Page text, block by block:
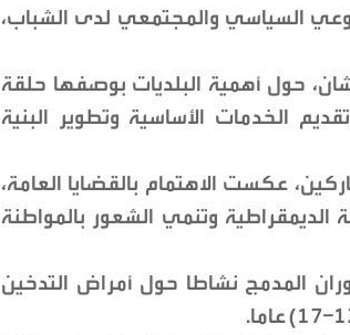
السياسي والمجتمعي لدى الشباب،
حول أهمية البلديات بوصفها حلقة
الخدمات الأساسية وتطوير البنية
عكست الاهتمام بالقضايا العامة،
الديمقراطية وتنمي الشعور بالمواطنة
المدمج نشاطا حول أمراض التدخين